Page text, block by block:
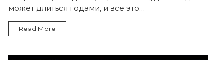
может длиться годами, и все это…
Read More